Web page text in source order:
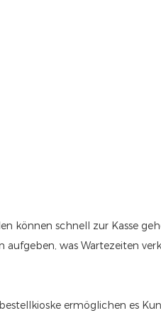
können schnell zur Kasse
aufgeben, was Wartezeiten
ermöglichen es